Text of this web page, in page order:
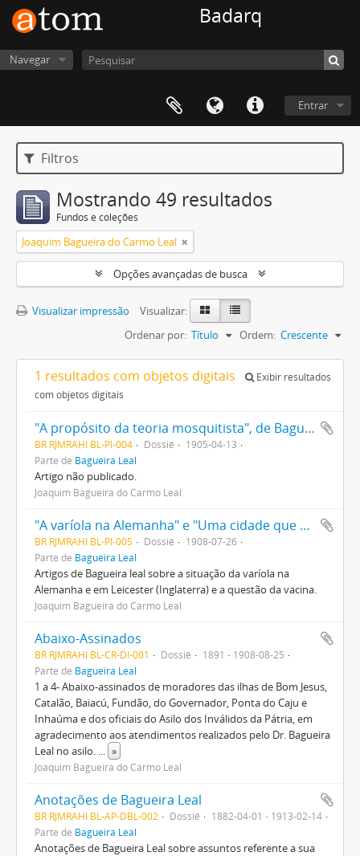
Badarq
Navegar
Entrar
Filtros
Mostrando 49 resultados
Fundos e coleções
Joaquim Bagueira do Carmo Leal
Opções avançadas de busca
Visualizar impressão
Visualizar:
Ordenar por: Título Ordem: Crescente
1 resultados com objetos digitais
Exibir resultados
com objetos digitais
"A propósito da teoria mosquitista", de Bagueira Leal
BR RJMRAHI BL-PI-004 Dossiê
1905-04-13
Parte de Bagueira Leal
Artigo não publicado.
Joaquim Bagueira do Carmo Leal
"A varíola na Alemanha" e "Uma cidade que abandonou a vacina", de Bagueira Leal
BR RJMRAHI BL-PI-005 Dossiê
1908-07-26
Parte de Bagueira Leal
Artigos de Bagueira leal sobre a situação da varíola na
Alemanha e em Leicester (Inglaterra) e a questão da vacina.
Joaquim Bagueira do Carmo Leal
Abaixo-Assinados
BR RJMRAHI BL-CR-DI-001 Dossiê
1891 - 1908-08-25
Parte de Bagueira Leal
1 a 4- Abaixo-assinados de moradores das ilhas de Bom Jesus,
Catalão, Baiacú, Fundão, do Governador, Ponta do Caju e
Inhaúma e dos oficiais do Asilo dos Inválidos da Pátria, em
agradecimento aos atendimentos realizados pelo Dr. Bagueira
Leal no asilo. ... »
Joaquim Bagueira do Carmo Leal
Anotações de Bagueira Leal
BR RJMRAHI BL-AP-DBL-002 Dossiê
1882-04-01 - 1913-02-14
Parte de Bagueira Leal
Anotações de Bagueira Leal sobre assuntos referente a sua